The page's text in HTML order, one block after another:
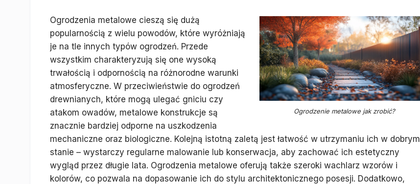
Ogrodzenie metalowe jak zrobić?
Ogrodzenia metalowe cieszą się dużą
popularnością z wielu powodów, które wyróżniają
je na tle innych typów ogrodzeń. Przede
wszystkim charakteryzują się one wysoką
trwałością i odpornością na różnorodne warunki
atmosferyczne. W przeciwieństwie do ogrodzeń
drewnianych, które mogą ulegać gniciu czy
atakom owadów, metalowe konstrukcje są
znacznie bardziej odporne na uszkodzenia
mechaniczne oraz biologiczne. Kolejną istotną zaletą jest łatwość w utrzymaniu ich w dobrym
stanie – wystarczy regularne malowanie lub konserwacja, aby zachować ich estetyczny
wygląd przez długie lata. Ogrodzenia metalowe oferują także szeroki wachlarz wzorów i
kolorów, co pozwala na dopasowanie ich do stylu architektonicznego posesji. Dodatkowo,